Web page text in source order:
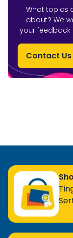
What topics
about? We
your feedback
Contact Us